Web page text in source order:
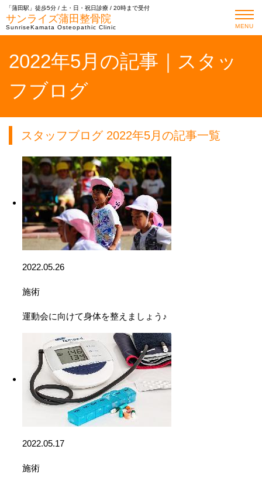
「蒲田駅」徒歩5分 / 土・日・祝日診療 / 20時まで受付
サンライズ蒲田整骨院
SunriseKamata Osteopathic Clinic MENU
2022年5月の記事｜スタッ
フブログ
スタッフブログ 2022年5月の記事一覧
2022.05.26
施術
運動会に向けて身体を整えましょう♪
2022.05.17
施術